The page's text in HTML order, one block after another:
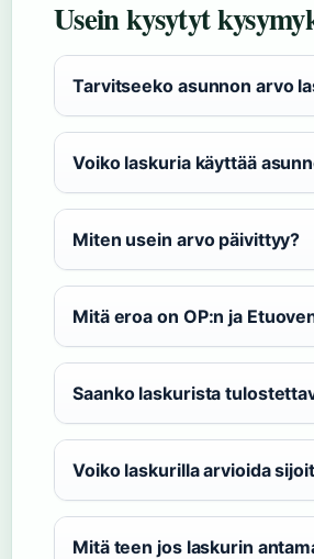
Usein kysytyt
Tarvitseeko asunnon arvo
Voiko laskuria käyttää
Miten usein arvo päivittyy?
Mitä eroa on OP:n ja
Saanko laskurista
Voiko laskurilla arvioida
Mitä teen jos laskurin